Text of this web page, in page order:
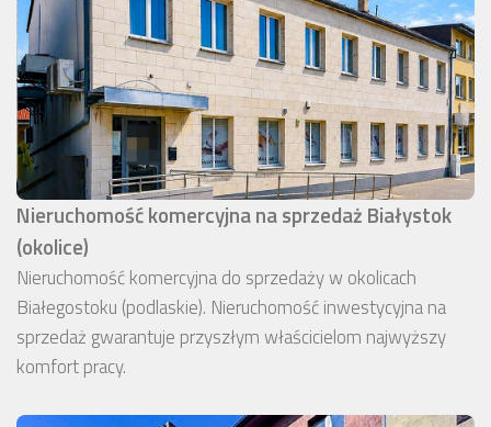
Nieruchomość komercyjna na sprzedaż Białystok
(okolice)
Nieruchomość komercyjna do sprzedaży w okolicach
Białegostoku (podlaskie). Nieruchomość inwestycyjna na
sprzedaż gwarantuje przyszłym właścicielom najwyższy
komfort pracy.